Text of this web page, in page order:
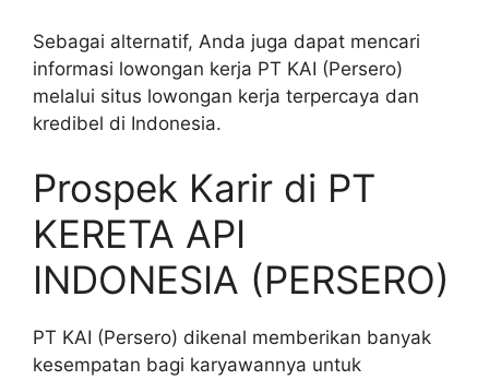
Sebagai alternatif, Anda juga dapat mencari
informasi lowongan kerja PT KAI (Persero)
melalui situs lowongan kerja terpercaya dan
kredibel di Indonesia.
Prospek Karir di PT
KERETA API
INDONESIA (PERSERO)
PT KAI (Persero) dikenal memberikan banyak
kesempatan bagi karyawannya untuk